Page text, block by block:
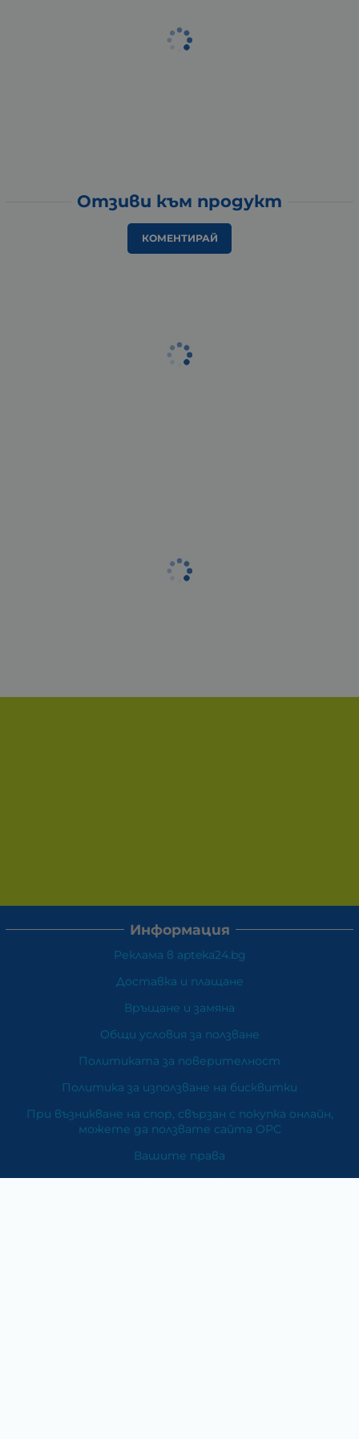
Отзиви към продукт
КОМЕНТИРАЙ
Информация
Реклама в apteka24.bg
Доставка и плащане
Връщане и замяна
Общи условия за ползване
Политиката за поверителност
Политика за използване на бисквитки
При възникване на спор, свързан с покупка онлайн,
можете да ползвате сайта ОРС
Вашите права
Отказ от сделка